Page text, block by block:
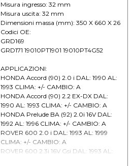
Misura ingresso: 32 mm
Misura uscita: 32 mm
Dimensioni massa (mm): 350 X 660 X 26
Codici OE:
GRD169
GRD171 19010PT1901 19010PT4G52
APPLICAZIONI:
HONDA Accord (90) 2.0 i DAL: 1990 AL:
1993 CLIMA: +/- CAMBIO: A
HONDA Accord (90) 2.2 EX-DX DAL:
1990 AL: 1993 CLIMA: +/- CAMBIO: A
HONDA Prelude BA (92) 2.0i 16V DAL:
1992 AL: 1996 CLIMA: +/- CAMBIO: A
ROVER 600 2.0 i DAL: 1993 AL: 1999
CLIMA: +/- CAMBIO: A
ROVER 600 2.3i 16V Gsi DAL: 1993 AL: